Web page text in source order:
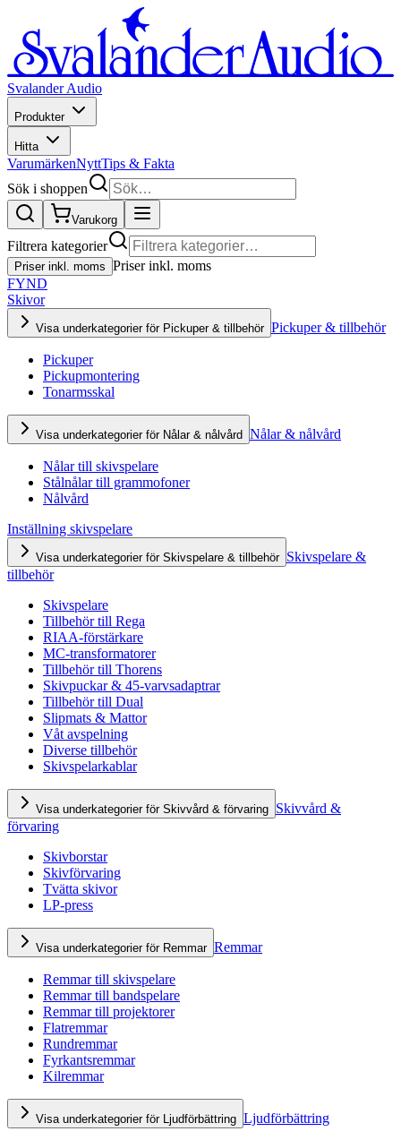
Svalander Audio
Produkter
Hitta
VarumärkenNyttTips & Fakta
Sök i shoppen
Varukorg
Filtrera kategorier
Priser inkl. moms Priser inkl. moms
FYND
Skivor
Visa underkategorier för Pickuper & tillbehör Pickuper & tillbehör
Pickuper
Pickupmontering
Tonarmsskal
Visa underkategorier för Nålar & nålvård Nålar & nålvård
Nålar till skivspelare
Stålnålar till grammofoner
Nålvård
Inställning skivspelare
Visa underkategorier för Skivspelare & tillbehör Skivspelare &
tillbehör
Skivspelare
Tillbehör till Rega
RIAA-förstärkare
MC-transformatorer
Tillbehör till Thorens
Skivpuckar & 45-varvsadaptrar
Tillbehör till Dual
Slipmats & Mattor
Våt avspelning
Diverse tillbehör
Skivspelarkablar
Visa underkategorier för Skivvård & förvaring Skivvård &
förvaring
Skivborstar
Skivförvaring
Tvätta skivor
LP-press
Visa underkategorier för Remmar Remmar
Remmar till skivspelare
Remmar till bandspelare
Remmar till projektorer
Flatremmar
Rundremmar
Fyrkantsremmar
Kilremmar
Visa underkategorier för Ljudförbättring Ljudförbättring